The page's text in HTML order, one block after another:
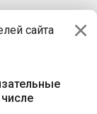
сайта